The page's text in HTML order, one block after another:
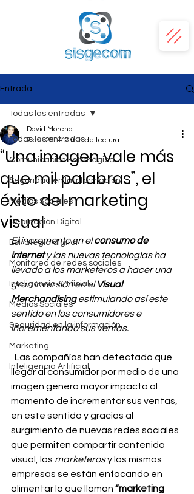
Entrada
Todas las entradas
Comunicación Estratégica
Seguridad en la Información
Medios Sociales
Reputación Digital
Estrategia digital
Monitoreo de redes sociales
Inteligencia Artificial
Medios Sociales
Seguridad en la información
Marketing
Inteligencia Artificial
Todas las entradas
“Una imagen vale más
que mil palabras”, el
éxito del marketing
visual
David Moreno
7 abr 2014 2 min de lectura
El incremento en el consumo de
internet y las nuevas tecnologías ha
llevado a los marketeros a hacer una
gran inversión en el Visual
Merchandising estimulando así este
sentido en los consumidores e
incrementando sus ventas.
llegar al consumidor por medio de una
imagen genera mayor impacto al
momento de incrementar sus ventas,
en este sentido y gracias al
surgimiento de nuevas redes sociales
que permiten compartir contenido
visual, los marketeros y las mismas
empresas se están enfocando en
alimentar lo que llaman “marketing